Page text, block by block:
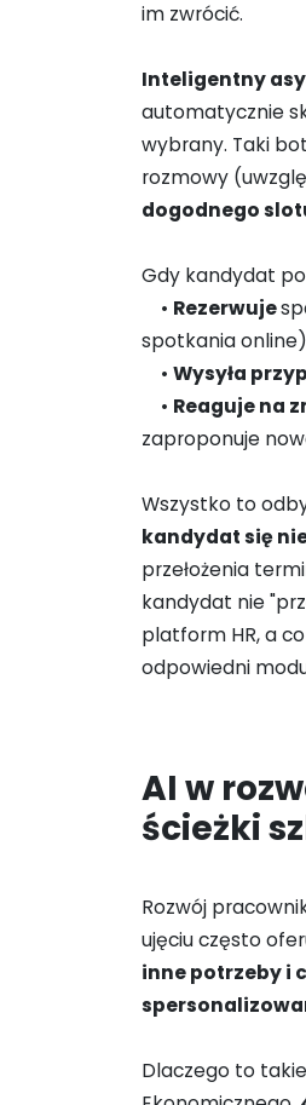
im zwrócić.
Inteligentny
automatycznie
wybrany. Taki
rozmowy
dogodnego
Gdy kandydat
• Rezerwuje
spotkania
• Wysyła
• Reaguje na
zaproponuje
Wszystko to
kandydat się
przełożenia
kandydat nie
platform HR, a
odpowiedni
AI w
ścieżki
Rozwój
ujęciu często
inne potrzeby i
Dlaczego to